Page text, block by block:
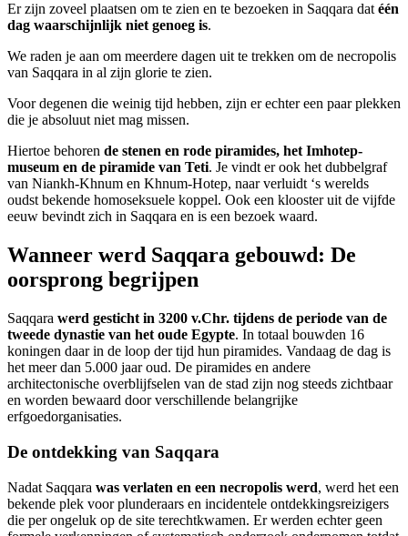
Er zijn zoveel plaatsen om te zien en te bezoeken in Saqqara dat één
dag waarschijnlijk niet genoeg is.
We raden je aan om meerdere dagen uit te trekken om de necropolis
van Saqqara in al zijn glorie te zien.
Voor degenen die weinig tijd hebben, zijn er echter een paar plekken
die je absoluut niet mag missen.
Hiertoe behoren de stenen en rode piramides, het Imhotep-
museum en de piramide van Teti. Je vindt er ook het dubbelgraf
van Niankh-Khnum en Khnum-Hotep, naar verluidt ‘s werelds
oudst bekende homoseksuele koppel. Ook een klooster uit de vijfde
eeuw bevindt zich in Saqqara en is een bezoek waard.
Wanneer werd Saqqara gebouwd: De
oorsprong begrijpen
Saqqara werd gesticht in 3200 v.Chr. tijdens de periode van de
tweede dynastie van het oude Egypte. In totaal bouwden 16
koningen daar in de loop der tijd hun piramides. Vandaag de dag is
het meer dan 5.000 jaar oud. De piramides en andere
architectonische overblijfselen van de stad zijn nog steeds zichtbaar
en worden bewaard door verschillende belangrijke
erfgoedorganisaties.
De ontdekking van Saqqara
Nadat Saqqara was verlaten en een necropolis werd, werd het een
bekende plek voor plunderaars en incidentele ontdekkingsreizigers
die per ongeluk op de site terechtkwamen. Er werden echter geen